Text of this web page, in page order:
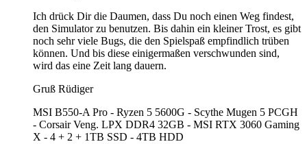
Ich drück Dir die Daumen, dass Du noch einen Weg findest,
den Simulator zu benutzen. Bis dahin ein kleiner Trost, es gibt
noch sehr viele Bugs, die den Spielspaß empfindlich trüben
können. Und bis diese einigermaßen verschwunden sind,
wird das eine Zeit lang dauern.
Gruß Rüdiger
MSI B550-A Pro - Ryzen 5 5600G - Scythe Mugen 5 PCGH
- Corsair Veng. LPX DDR4 32GB - MSI RTX 3060 Gaming
X - 4 + 2 + 1TB SSD - 4TB HDD